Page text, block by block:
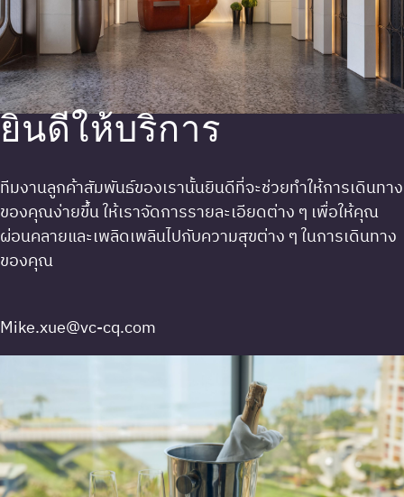
ยินดีให้บริการ
ทีมงานลูกค้าสัมพันธ์ของเรานั้นยินดีที่จะช่วยทำให้การเดินทาง
ของคุณง่ายขึ้น ให้เราจัดการรายละเอียดต่าง ๆ เพื่อให้คุณ
ผ่อนคลายและเพลิดเพลินไปกับความสุขต่าง ๆ ในการเดินทาง
ของคุณ
Mike.xue@vc-cq.com